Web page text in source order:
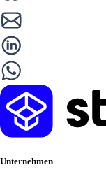
Unternehmen